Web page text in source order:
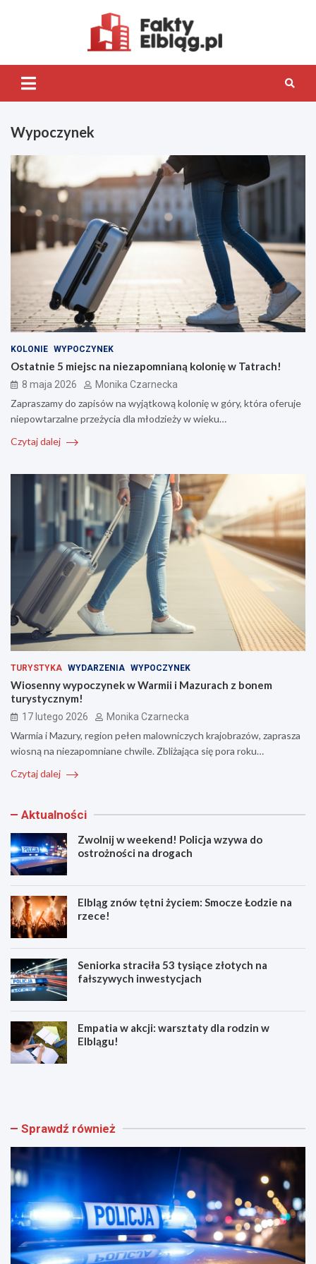
Wypoczynek
KOLONIE WYPOCZYNEK
Ostatnie 5 miejsc na niezapomnianą kolonię w Tatrach!
8 maja 2026 Monika Czarnecka
Zapraszamy do zapisów na wyjątkową kolonię w góry, która oferuje
niepowtarzalne przeżycia dla młodzieży w wieku…
Czytaj dalej
TURYSTYKA WYDARZENIA WYPOCZYNEK
Wiosenny wypoczynek w Warmii i Mazurach z bonem
turystycznym!
17 lutego 2026 Monika Czarnecka
Warmia i Mazury, region pełen malowniczych krajobrazów, zaprasza
wiosną na niezapomniane chwile. Zbliżająca się pora roku…
Czytaj dalej
Aktualności
Zwolnij w weekend! Policja wzywa do
ostrożności na drogach
Elbląg znów tętni życiem: Smocze Łodzie na
rzece!
Seniorka straciła 53 tysiące złotych na
fałszywych inwestycjach
Empatia w akcji: warsztaty dla rodzin w
Elblągu!
Z
i
w
e
e
k
e
d
E
g
ó
w
t
ę
t
i
Sprawdź również